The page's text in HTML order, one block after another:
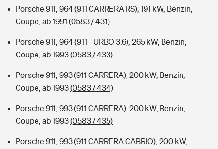
Porsche 911, 964 (911 CARRERA RS), 191 kW, Benzin,
Coupe, ab 1991 (0583 / 431)
Porsche 911, 964 (911 TURBO 3.6), 265 kW, Benzin,
Coupe, ab 1993(0583 / 433)
Porsche 911, 993 (911 CARRERA), 200 kW, Benzin,
Coupe, ab 1993(0583 / 434)
Porsche 911, 993 (911 CARRERA), 200 kW, Benzin,
Coupe, ab 1993(0583 / 435)
Porsche 911, 993 (911 CARRERA CABRIO), 200 kW,